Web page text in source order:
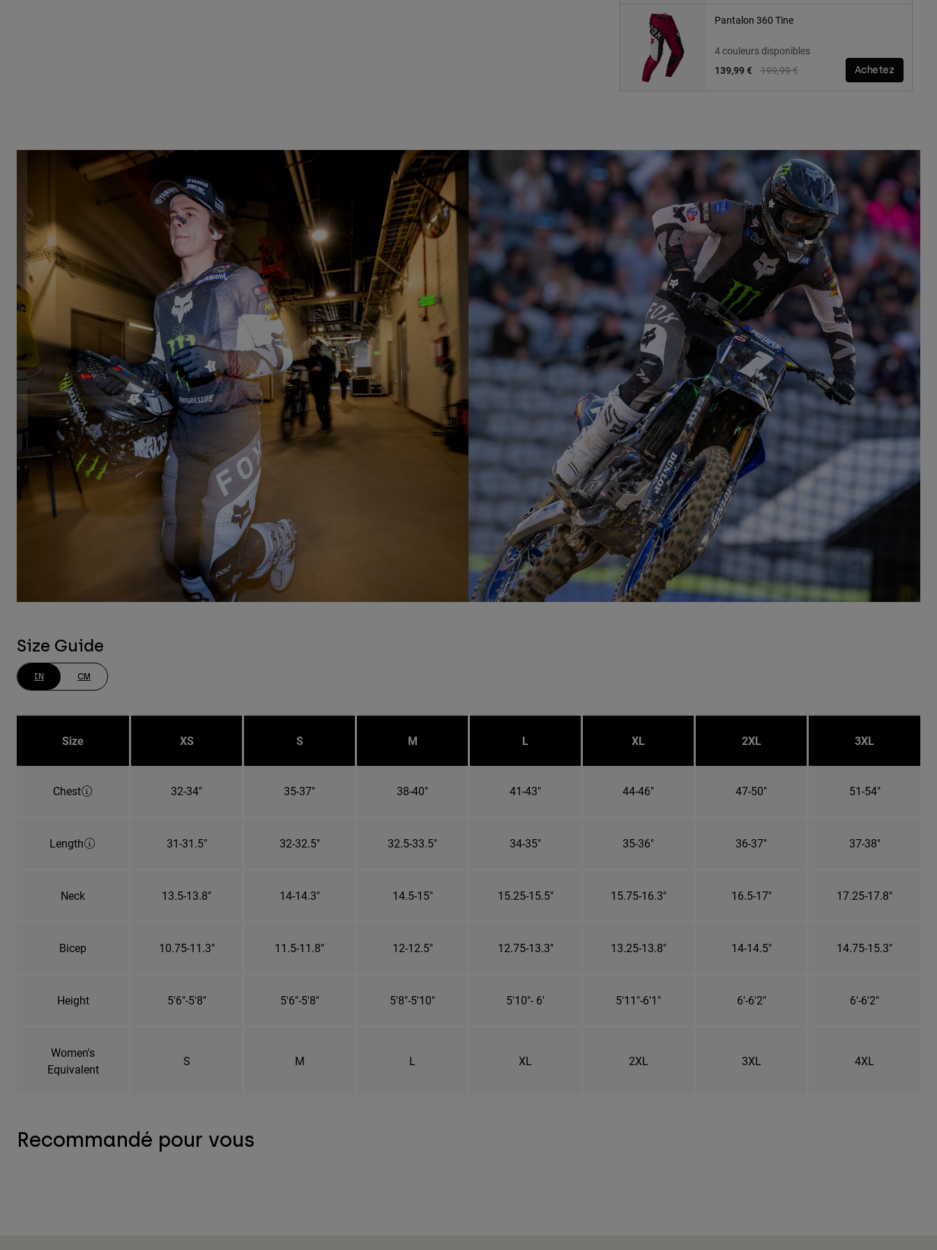
Pantalon 360 Tine
4 couleurs disponibles
Price reduced from
199,99 €to
139,99 € Achetez
Size Guide
IN CM
Size XS S M L XL 2XL 3XL
Chest 32-34" 35-37" 38-40" 41-43" 44-46" 47-50" 51-54"
Length 31-31.5" 32-32.5" 32.5-33.5" 34-35" 35-36" 36-37" 37-38"
Neck 13.5-13.8" 14-14.3" 14.5-15" 15.25-15.5" 15.75-16.3" 16.5-17" 17.25-17.8"
Bicep 10.75-11.3" 11.5-11.8" 12-12.5" 12.75-13.3" 13.25-13.8" 14-14.5" 14.75-15.3"
Height 5'6"-5'8" 5'6"-5'8" 5'8"-5'10" 5'10"- 6' 5'11"-6'1" 6'-6'2" 6'-6'2"
Women's
Equivalent
S M L XL 2XL 3XL 4XL
Recommandé pour vous